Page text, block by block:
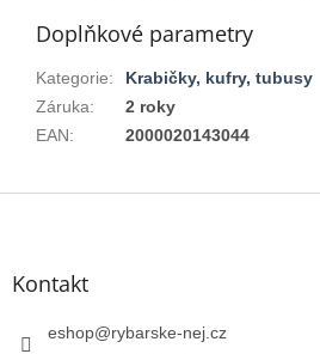
Doplňkové parametry
Kategorie:
Krabičky, kufry, tubusy
Záruka:
2 roky
EAN: 2000020143044
Z
Kontakt
eshop@rybarske-nej.cz